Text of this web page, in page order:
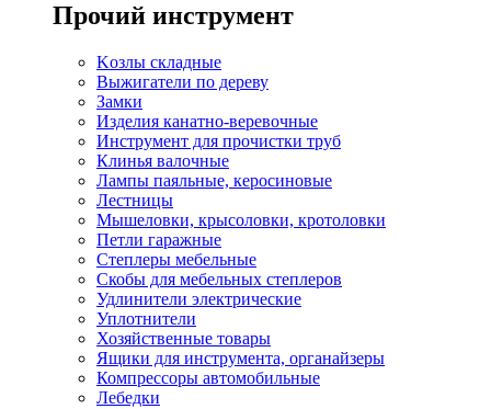
Прочий инструмент
Kозлы складные
Выжигатели по дереву
Замки
Изделия канатно-веревочные
Инструмент для прочистки труб
Клинья валочные
Лампы паяльные, керосиновые
Лестницы
Мышеловки, крысоловки, кротоловки
Петли гаражные
Степлеры мебельные
Скобы для мебельных степлеров
Удлинители электрические
Уплотнители
Хозяйственные товары
Ящики для инструмента, органайзеры
Компрессоры автомобильные
Лебедки